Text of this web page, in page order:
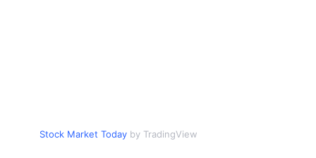
Stock Market Today by TradingView